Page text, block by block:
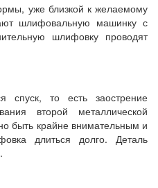
уже близкой к желаемому
шлифовальную машинку с
шлифовку проводят
спуск, то есть заострение
второй металлической
быть крайне внимательным и
длиться долго. Деталь